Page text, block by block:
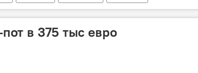
в 375 тыс евро